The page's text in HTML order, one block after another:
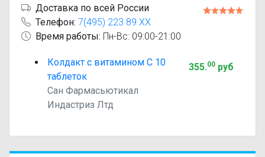
Доставка по всей России
Телефон: 7(495) 223 89 XX
Время работы: Пн-Вс: 09:00-21:00
Колдакт с витамином С 10
таблеток
Сан Фармасьютикал
Индастриз Лтд
355.00руб